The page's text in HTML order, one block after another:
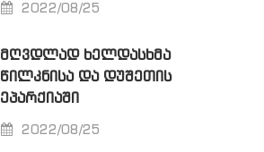
2022/08/25
ᲛᲦᲕᲓᲚᲐᲓ ᲮᲔᲚᲓᲐᲡᲮᲛᲐ
ᲬᲘᲚᲙᲜᲘᲡᲐ ᲓᲐ ᲓᲣᲨᲔᲗᲘᲡ
ᲔᲞᲐᲠᲥᲘᲐᲨᲘ
2022/08/25